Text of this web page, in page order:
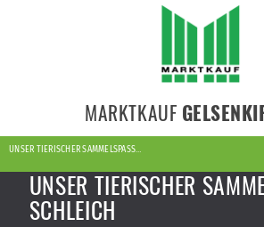
MARKTKAUF
UNSER TIERISCHER SAMMELSPASS…
UNSER TIERISCHER
SCHLEICH